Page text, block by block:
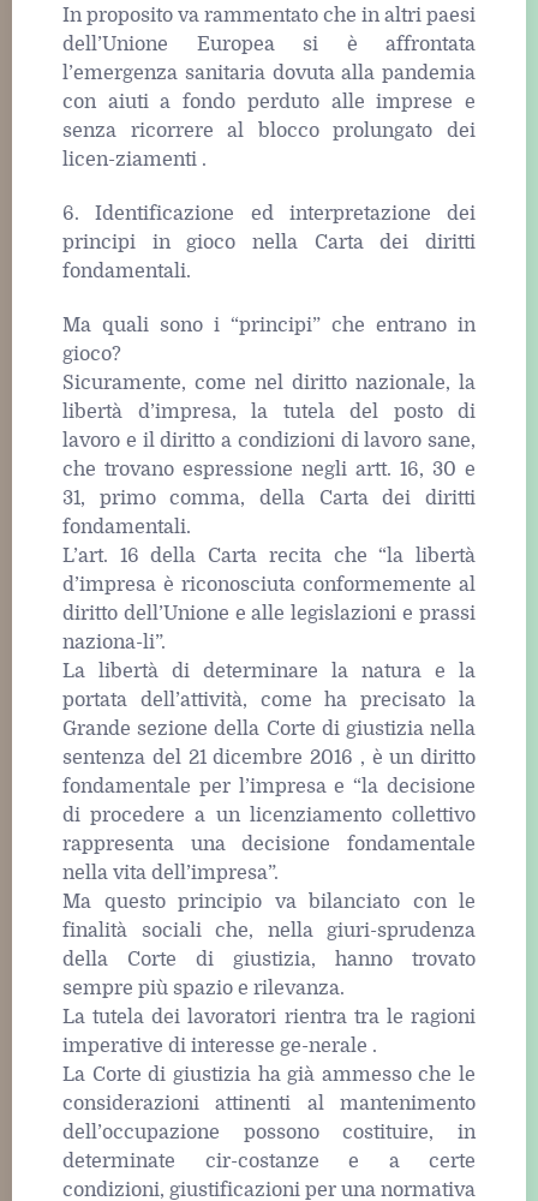
In proposito va rammentato che in altri paesi
dell’Unione Europea si è affrontata
l’emergenza sanitaria dovuta alla pandemia
con aiuti a fondo perduto alle imprese e
senza ricorrere al blocco prolungato dei
licen-ziamenti .
6. Identificazione ed interpretazione dei
principi in gioco nella Carta dei diritti
fondamentali.
Ma quali sono i “principi” che entrano in
gioco?
Sicuramente, come nel diritto nazionale, la
libertà d’impresa, la tutela del posto di
lavoro e il diritto a condizioni di lavoro sane,
che trovano espressione negli artt. 16, 30 e
31, primo comma, della Carta dei diritti
fondamentali.
L’art. 16 della Carta recita che “la libertà
d’impresa è riconosciuta conformemente al
diritto dell’Unione e alle legislazioni e prassi
naziona-li”.
La libertà di determinare la natura e la
portata dell’attività, come ha precisato la
Grande sezione della Corte di giustizia nella
sentenza del 21 dicembre 2016 , è un diritto
fondamentale per l’impresa e “la decisione
di procedere a un licenziamento collettivo
rappresenta una decisione fondamentale
nella vita dell’impresa”.
Ma questo principio va bilanciato con le
finalità sociali che, nella giuri-sprudenza
della Corte di giustizia, hanno trovato
sempre più spazio e rilevanza.
La tutela dei lavoratori rientra tra le ragioni
imperative di interesse ge-nerale .
La Corte di giustizia ha già ammesso che le
considerazioni attinenti al mantenimento
dell’occupazione possono costituire, in
determinate cir-costanze e a certe
condizioni, giustificazioni per una normativa